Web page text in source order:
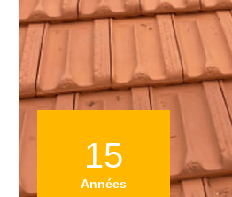
15
Années